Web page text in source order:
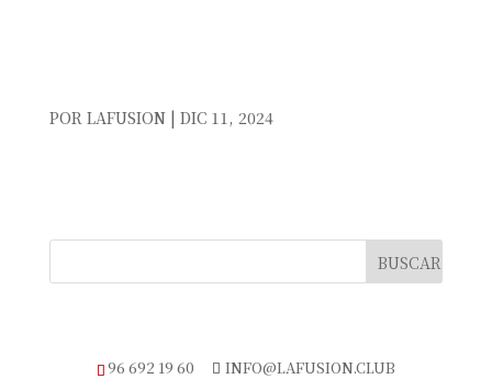
POR LAFUSION| DIC 11, 2024
96 692 19 60 INFO@LAFUSION.CLUB